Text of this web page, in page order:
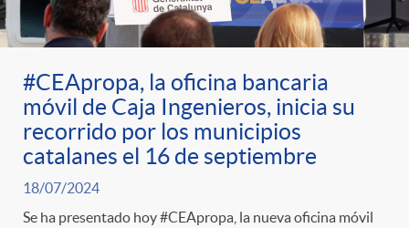
#CEApropa, la oficina bancaria
móvil de Caja Ingenieros, inicia su
recorrido por los municipios
catalanes el 16 de septiembre
18/07/2024
Se ha presentado hoy #CEApropa, la nueva oficina móvil